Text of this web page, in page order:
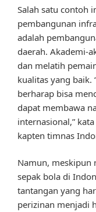
Salah satu contoh
pembangunan
adalah
daerah. Akademi-
dan melatih
kualitas yang baik.
berharap bisa
dapat membawa
internasional,”
kapten timnas
Namun, meskipun
sepak bola di
tantangan yang
perizinan menjadi